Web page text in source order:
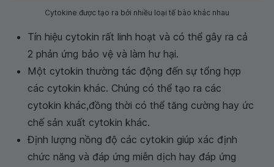
Cytokine được tạo ra bởi nhiều loại tế bào khác nhau
Tín hiệu cytokin rất linh hoạt và có thể gây ra cả
2 phản ứng bảo vệ và làm hư hại.
Một cytokin thường tác động đến sự tổng hợp
các cytokin khác. Chúng có thể tạo ra các
cytokin khác,đồng thời có thể tăng cường hay ức
chế sản xuất cytokin khác.
Định lượng nồng độ các cytokin giúp xác định
chức năng và đáp ứng miễn dịch hay đáp ứng